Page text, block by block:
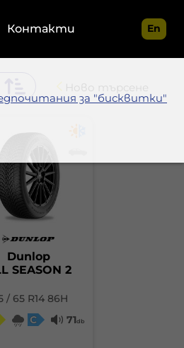
за "бисквитки"
Контакти En
Ново търсене
Dunlop
SEASON 2
/ 65 R14 86H
C 71db